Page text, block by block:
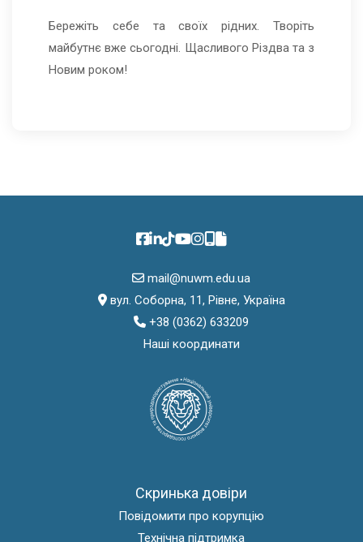
Бережіть себе та своїх рідних. Творіть
майбутнє вже сьогодні. Щасливого Різдва та з
Новим роком!
mail@nuwm.edu.ua
вул. Соборна, 11, Рівне, Україна
+38 (0362) 633209
Наші координати
Скринька довіри
Повідомити про корупцію
Технічна підтримка